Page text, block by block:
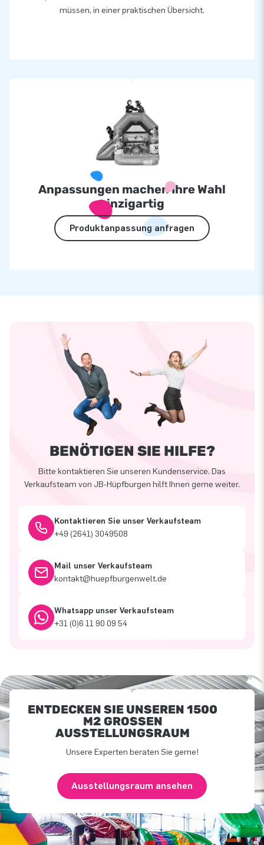
müssen, in einer praktischen Übersicht.
Anpassungen machen Ihre Wahl
einzigartig
Produktanpassung anfragen
BENÖTIGEN SIE HILFE?
Bitte kontaktieren Sie unseren Kundenservice. Das
Verkaufsteam von JB-Hüpfburgen hilft Ihnen gerne weiter.
Kontaktieren Sie unser Verkaufsteam
+49 (2641) 3049508
Mail unser Verkaufsteam
kontakt@huepfburgenwelt.de
Whatsapp unser Verkaufsteam
+31 (0)6 11 90 09 54
ENTDECKEN SIE UNSEREN 1500
M2 GROSSEN A
USSTELLUNGSRAUM
Unsere Experten beraten Sie gerne!
Ausstellungsraum ansehen